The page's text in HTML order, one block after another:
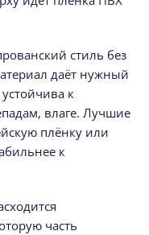
стиль без
даёт нужный
к
влаге. Лучшие
плёнку или
к
часть